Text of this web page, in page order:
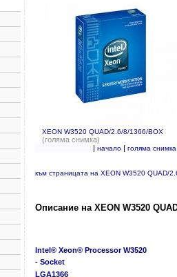
XEON W3520 QUAD/2.6/8/1366/BOX
(голяма снимка)
| начало| голяма снимка
към страницата на XEON W3520 QUAD/
Описание на XEON W3520
Intel® Xeon® Processor W3520
- Socket
LGA1366